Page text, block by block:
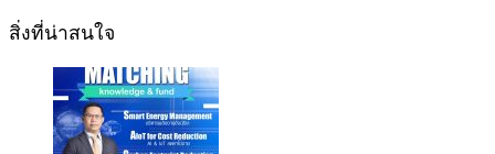
สิ่งที่น่าสนใจ